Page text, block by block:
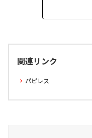
関連リンク
パピレス